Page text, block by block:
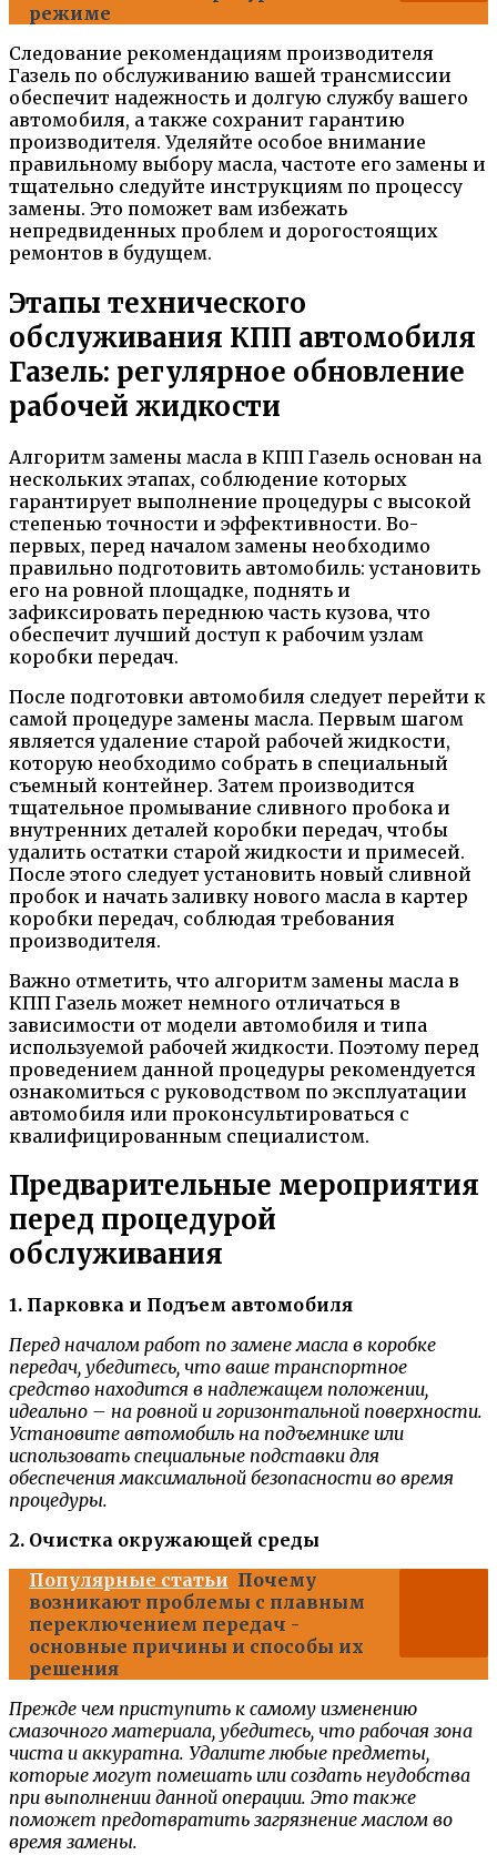
режиме
Следование рекомендациям производителя
Газель по обслуживанию вашей трансмиссии
обеспечит надежность и долгую службу вашего
автомобиля, а также сохранит гарантию
производителя. Уделяйте особое внимание
правильному выбору масла, частоте его замены и
тщательно следуйте инструкциям по процессу
замены. Это поможет вам избежать
непредвиденных проблем и дорогостоящих
ремонтов в будущем.
Этапы технического
обслуживания КПП автомобиля
Газель: регулярное обновление
рабочей жидкости
Алгоритм замены масла в КПП Газель основан на
нескольких этапах, соблюдение которых
гарантирует выполнение процедуры с высокой
степенью точности и эффективности. Во-
первых, перед началом замены необходимо
правильно подготовить автомобиль: установить
его на ровной площадке, поднять и
зафиксировать переднюю часть кузова, что
обеспечит лучший доступ к рабочим узлам
коробки передач.
После подготовки автомобиля следует перейти к
самой процедуре замены масла. Первым шагом
является удаление старой рабочей жидкости,
которую необходимо собрать в специальный
съемный контейнер. Затем производится
тщательное промывание сливного пробока и
внутренних деталей коробки передач, чтобы
удалить остатки старой жидкости и примесей.
После этого следует установить новый сливной
пробок и начать заливку нового масла в картер
коробки передач, соблюдая требования
производителя.
Важно отметить, что алгоритм замены масла в
КПП Газель может немного отличаться в
зависимости от модели автомобиля и типа
используемой рабочей жидкости. Поэтому перед
проведением данной процедуры рекомендуется
ознакомиться с руководством по эксплуатации
автомобиля или проконсультироваться с
квалифицированным специалистом.
Предварительные мероприятия
перед процедурой
обслуживания
1. Парковка и Подъем автомобиля
Перед началом работ по замене масла в коробке
передач, убедитесь, что ваше транспортное
средство находится в надлежащем положении,
идеально – на ровной и горизонтальной поверхности.
Установите автомобиль на подъемнике или
использовать специальные подставки для
обеспечения максимальной безопасности во время
процедуры.
2. Очистка окружающей среды
Популярные статьи Почему
возникают проблемы с плавным
переключением передач -
основные причины и способы их
решения
Прежде чем приступить к самому изменению
смазочного материала, убедитесь, что рабочая зона
чиста и аккуратна. Удалите любые предметы,
которые могут помешать или создать неудобства
при выполнении данной операции. Это также
поможет предотвратить загрязнение маслом во
время замены.